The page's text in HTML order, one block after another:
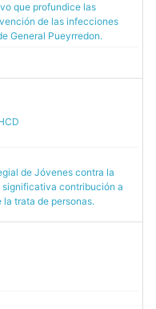
que profundice las
de las infecciones
General Pueyrredon.
de Jóvenes contra la
significativa contribución a
trata de personas.